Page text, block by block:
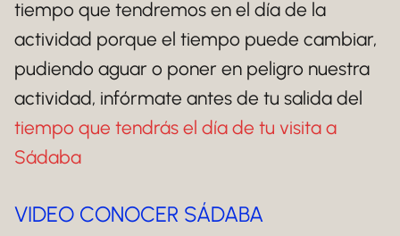
tiempo que tendremos en el día de la
actividad porque el tiempo puede cambiar,
pudiendo aguar o poner en peligro nuestra
actividad, infórmate antes de tu salida del
tiempo que tendrás el día de tu visita a
Sádaba
VIDEO CONOCER SÁDABA